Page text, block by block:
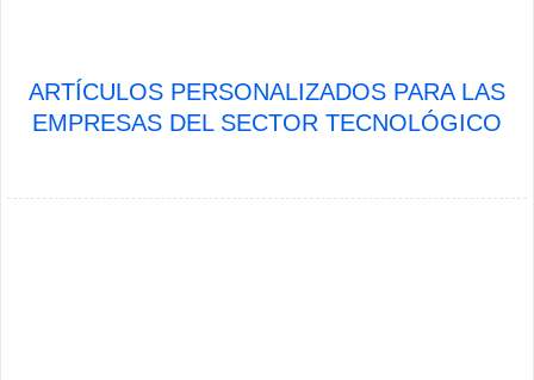
ARTÍCULOS PERSONALIZADOS PARA LAS
EMPRESAS DEL SECTOR TECNOLÓGICO